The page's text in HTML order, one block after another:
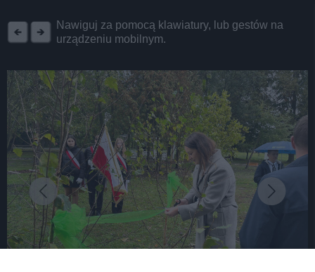
Nawiguj za pomocą klawiatury, lub gestów na
urządzeniu mobilnym.